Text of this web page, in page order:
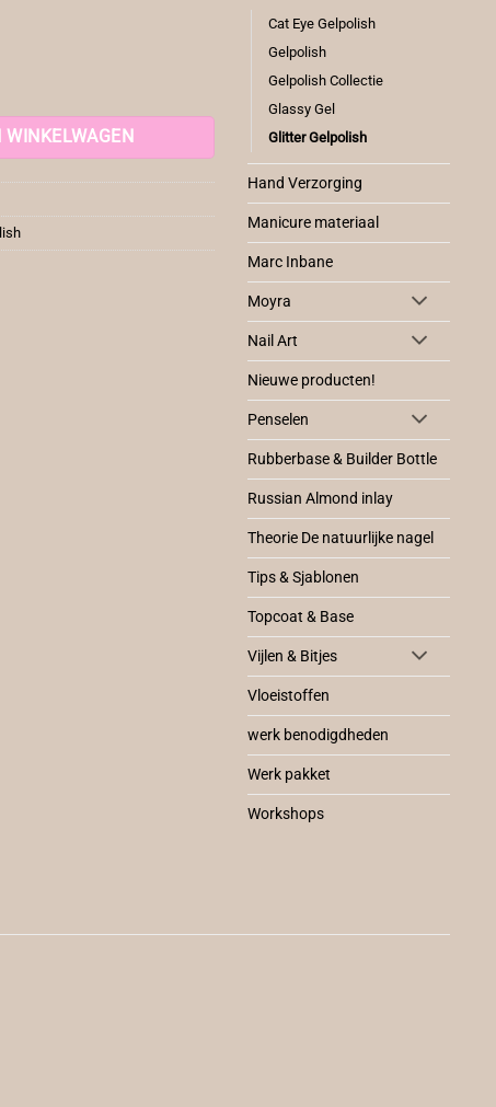
Cat Eye Gelpolish
Gelpolish
Gelpolish Collectie
Glassy Gel
Glitter Gelpolish
Hand Verzorging
Manicure materiaal
Marc Inbane
Moyra
Nail Art
Nieuwe producten!
Penselen
Rubberbase & Builder Bottle
Russian Almond inlay
Theorie De natuurlijke nagel
Tips & Sjablonen
Topcoat & Base
Vijlen & Bitjes
Vloeistoffen
werk benodigdheden
Werk pakket
Workshops